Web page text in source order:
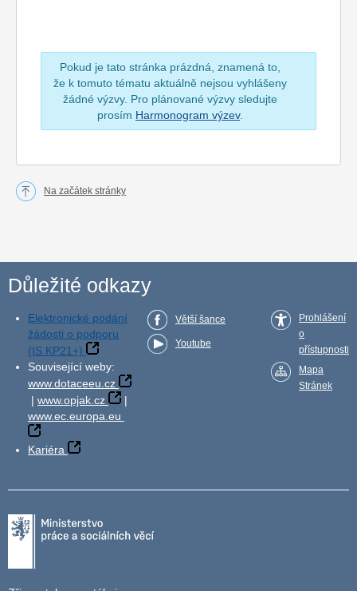
Pokud je tato stránka prázdná, znamená to,
že k tomuto tématu aktuálně nejsou vyhlášeny
žádné výzvy. Pro plánované výzvy sledujte
prosím Harmonogram výzev.
Na začátek stránky
Důležité odkazy
Elektronické podání
žádosti o podporu
(IS KP21+)
Související weby:
www.dotaceeu.cz
| www.opjak.cz
|
www.ec.europa.eu
Kariéra
Větší šance
Youtube
Prohlášení
o
přístupnosti
Mapa
Stránek